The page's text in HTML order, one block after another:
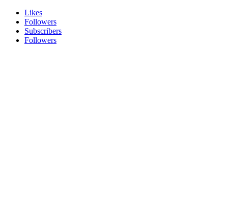
Likes
Followers
Subscribers
Followers